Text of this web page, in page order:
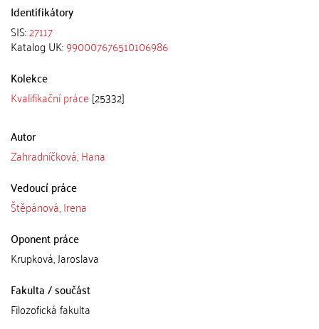
Identifikátory
SIS:27117
Katalog UK:990007676510106986
Kolekce
Kvalifikační práce [25332]
Autor
Zahradníčková, Hana
Vedoucí práce
Štěpánová, Irena
Oponent práce
Krupková, Jaroslava
Fakulta / součást
Filozofická fakulta